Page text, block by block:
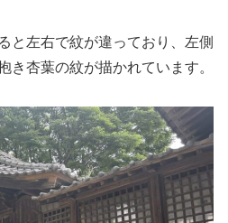
と左右で紋が違っており、左側
き杏葉の紋が描かれています。